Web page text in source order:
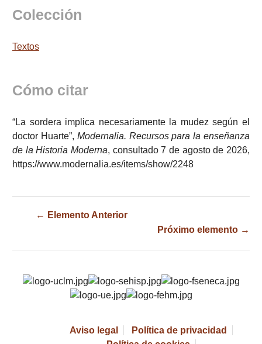
Colección
Textos
Cómo citar
“La sordera implica necesariamente la mudez según el
doctor Huarte”, Modernalia. Recursos para la enseñanza
de la Historia Moderna, consultado 7 de agosto de 2026,
https://www.modernalia.es/items/show/2248
← Elemento Anterior
Próximo elemento →
Aviso legal
Política de privacidad